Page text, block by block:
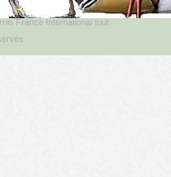
France International tout